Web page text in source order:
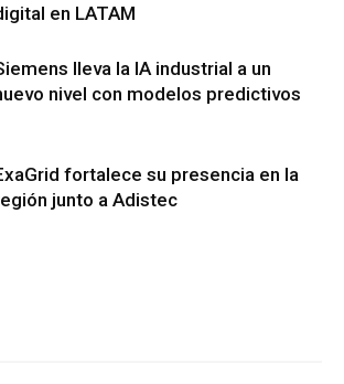
en LATAM
lleva la IA industrial a un
nivel con modelos predictivos
fortalece su presencia en la
junto a Adistec